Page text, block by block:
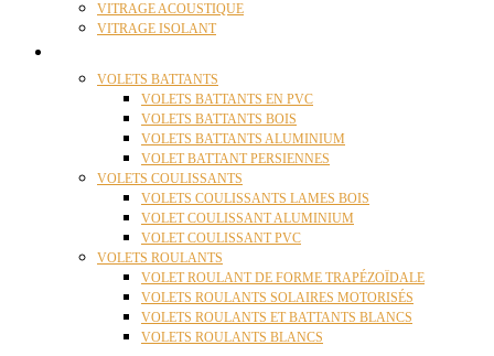
VITRAGE ACOUSTIQUE
VITRAGE ISOLANT
VOLETS BATTANTS
VOLETS BATTANTS EN PVC
VOLETS BATTANTS BOIS
VOLETS BATTANTS ALUMINIUM
VOLET BATTANT PERSIENNES
VOLETS COULISSANTS
VOLETS COULISSANTS LAMES BOIS
VOLET COULISSANT ALUMINIUM
VOLET COULISSANT PVC
VOLETS ROULANTS
VOLET ROULANT DE FORME TRAPÉZOÏDALE
VOLETS ROULANTS SOLAIRES MOTORISÉS
VOLETS ROULANTS ET BATTANTS BLANCS
VOLETS ROULANTS BLANCS